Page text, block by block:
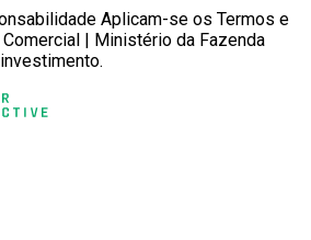
Aplicam-se os Termos e
| Ministério da Fazenda